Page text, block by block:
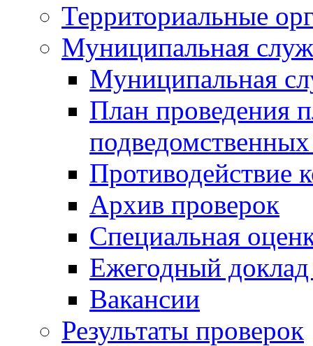
Территориальные
Муниципальная
Муниципальная
План проведения
Противодействие
Архив проверок
Специальная
Ежегодный
Вакансии
Результаты проверок